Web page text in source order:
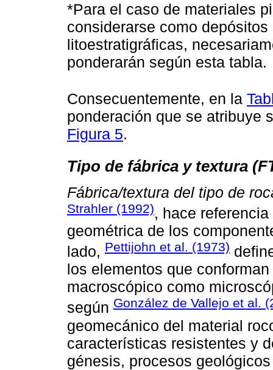
*Para el caso de materiales
considerarse como
litoestratigráficas,
ponderarán según esta tabla.
Consecuentemente, en la
ponderación que se atribuye
Figura 5.
Tipo de fábrica y textura
Fábrica/textura del tipo de
Strahler (1992), hace
geométrica de los
lado, Pettijohn et al. (1973)
los elementos que
macroscópico como
según González de Vallejo et al.
geomecánico del material
características resistentes y
génesis, procesos